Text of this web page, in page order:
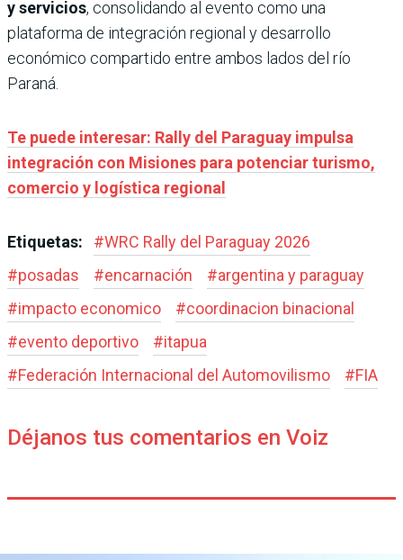
y servicios, consolidando al evento como una
plataforma de integración regional y desarrollo
económico compartido entre ambos lados del río
Paraná.
Te puede interesar: Rally del Paraguay impulsa
integración con Misiones para potenciar turismo,
comercio y logística regional
Etiquetas: #WRC Rally del Paraguay 2026
#posadas #encarnación #argentina y paraguay
#impacto economico #coordinacion binacional
#evento deportivo #itapua
#Federación Internacional del Automovilismo #FIA
Déjanos tus comentarios en Voiz